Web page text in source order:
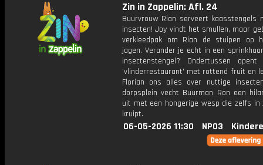
Zin in Zappelin: Afl. 24
Buurvrouw Rian serveert kaasstengels
insecten! Joy vindt het smullen, maar
verkleedpak om Rian de stuipen op
jagen. Verander je echt in een
insectenstengel? Ondertussen
'vlinderrestaurant' met rottend fruit en
Florian ons alles over nuttige
dorpsplein vecht Buurman Ron een
uit met een hongerige wesp die zelfs in
kruipt.
06-05-2026 11:30 NPO3